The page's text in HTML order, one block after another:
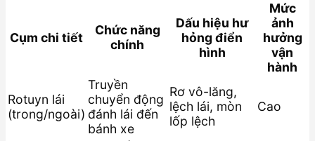
Cụm chi tiết
Chức năng
chính
Dấu hiệu hư
hỏng điển
hình
Mức
ảnh
hưởng
vận
hành
Rotuyn lái
(trong/ngoài)
Truyền
chuyển động
đánh lái đến
bánh xe
Rơ vô-lăng,
lệch lái, mòn
lốp lệch
Cao